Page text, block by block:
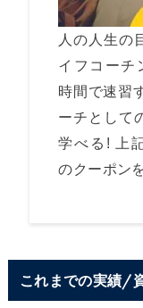
人の人生の
イフコーチ
時間で速習
ーチとして
学べる! 上
のクーポン
これまでの実績/